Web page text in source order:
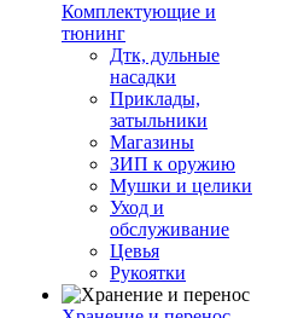
Комплектующие и
тюнинг
Дтк, дульные
насадки
Приклады,
затыльники
Магазины
ЗИП к оружию
Мушки и целики
Уход и
обслуживание
Цевья
Рукоятки